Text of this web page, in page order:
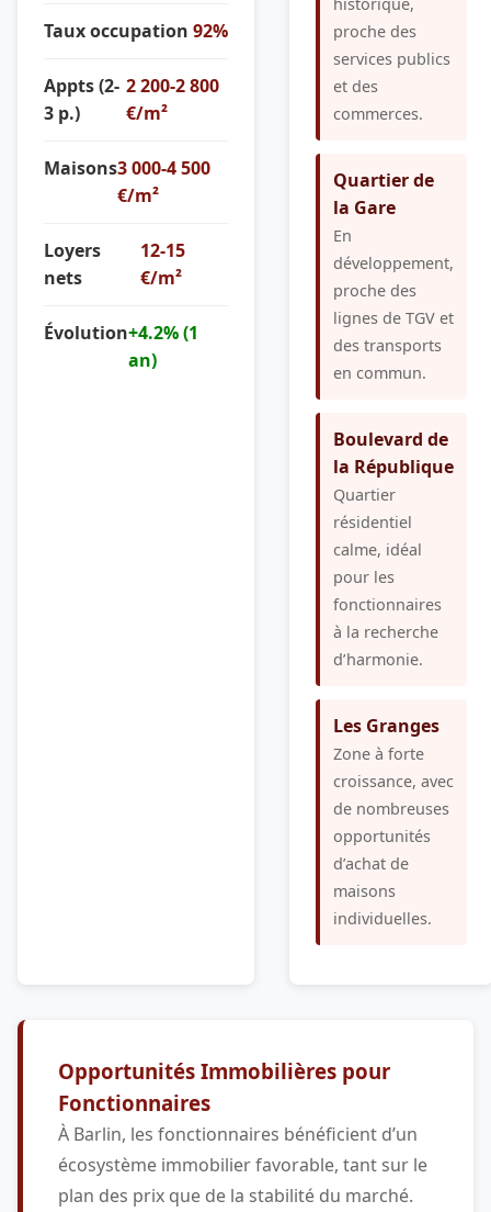
Taux occupation 92%
Appts (2-
3 p.)
2 200-2 800
€/m²
Maisons3 000-4 500
€/m²
Loyers
nets
12-15
€/m²
Évolution+4.2% (1
an)
proche des
services publics
et des
commerces.
Quartier de
la Gare
En
développement,
proche des
lignes de TGV et
des transports
en commun.
Boulevard de
la République
Quartier
résidentiel
calme, idéal
pour les
fonctionnaires
à la recherche
d’harmonie.
Les Granges
Zone à forte
croissance, avec
de nombreuses
opportunités
d’achat de
maisons
individuelles.
Opportunités Immobilières pour
Fonctionnaires
À Barlin, les fonctionnaires bénéficient d’un
écosystème immobilier favorable, tant sur le
plan des prix que de la stabilité du marché.